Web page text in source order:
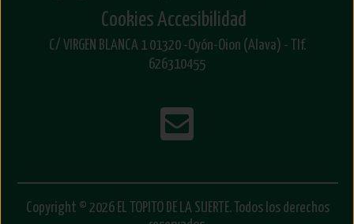
CookiesAccesibilidad
C/ VIRGEN BLANCA 1 01320 -Oyón-Oion (Alava) - Tlf.
626310455
Copyright © 2026 EL TOPITO DE LA SUERTE. Todos los derechos